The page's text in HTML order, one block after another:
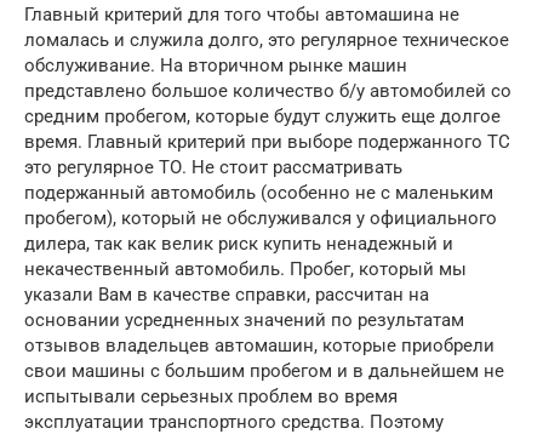
Главный критерий для того чтобы автомашина не
ломалась и служила долго, это регулярное техническое
обслуживание. На вторичном рынке машин
представлено большое количество б/у автомобилей со
средним пробегом, которые будут служить еще долгое
время. Главный критерий при выборе подержанного ТС
это регулярное ТО. Не стоит рассматривать
подержанный автомобиль (особенно не с маленьким
пробегом), который не обслуживался у официального
дилера, так как велик риск купить ненадежный и
некачественный автомобиль. Пробег, который мы
указали Вам в качестве справки, рассчитан на
основании усредненных значений по результатам
отзывов владельцев автомашин, которые приобрели
свои машины с большим пробегом и в дальнейшем не
испытывали серьезных проблем во время
эксплуатации транспортного средства. Поэтому